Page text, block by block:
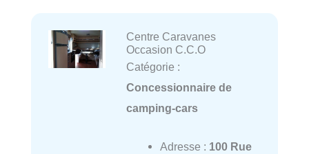
Centre Caravanes
Occasion C.C.O
Catégorie :
Concessionnaire de
camping-cars
Adresse : 100 Rue